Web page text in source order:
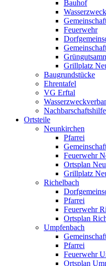
Bauhof
Feuerwehr
Grillplatz
Baugrundstücke
Ehrentafel
VG Erftal
Nachbarschaftshilfe
Ortsteile
Neunkirchen
Pfarrei
Feuerwehr
Ortsplan
Grillplatz
Richelbach
Pfarrei
Feuerwehr
Ortsplan
Umpfenbach
Pfarrei
Feuerwehr
Ortsplan